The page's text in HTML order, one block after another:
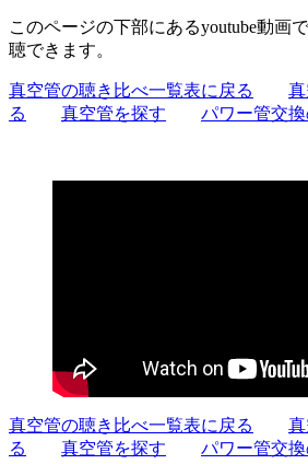
このページの下部にあるyoutube動画
聴できます。
真空管の聴き比べ一覧表に戻る
る
真空管を探す パワー管交
真空管の聴き比べ一覧表に戻る
る
真空管を探す パワー管交